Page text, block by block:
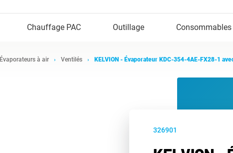
Chauffage PAC Outillage Consommables
Évaporateurs à air Ventilés KELVION - Évaporateur KDC-354-4AE-FX28-1
326901